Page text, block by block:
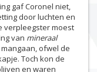
gaf Coronel niet,
door luchten en
verpleegster moest
van mineraal
ofwel de
Toch kon de
en waren